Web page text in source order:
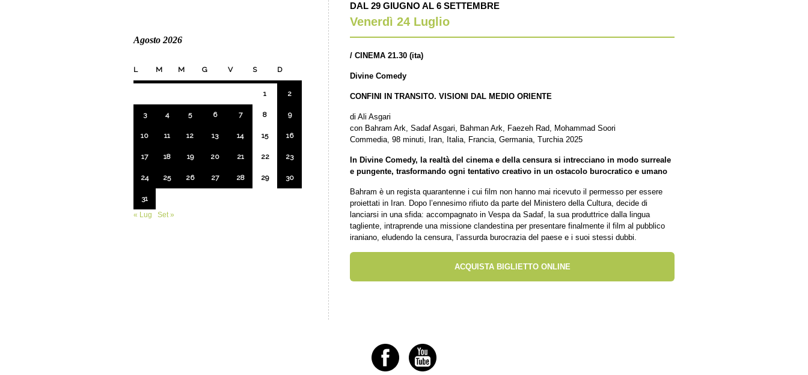
DAL 29 GIUGNO AL 6 SETTEMBRE
Venerdì 24 Luglio
/ CINEMA 21.30 (ita)
Divine Comedy
CONFINI IN TRANSITO. VISIONI DAL MEDIO ORIENTE
di Ali Asgari
con Bahram Ark, Sadaf Asgari, Bahman Ark, Faezeh Rad, Mohammad Soori
Commedia, 98 minuti, Iran, Italia, Francia, Germania, Turchia 2025
In Divine Comedy, la realtà del cinema e della censura si intrecciano in modo surreale
e pungente, trasformando ogni tentativo creativo in un ostacolo burocratico e umano
Bahram è un regista quarantenne i cui film non hanno mai ricevuto il permesso per essere
proiettati in Iran. Dopo l’ennesimo rifiuto da parte del Ministero della Cultura, decide di
lanciarsi in una sfida: accompagnato in Vespa da Sadaf, la sua produttrice dalla lingua
tagliente, intraprende una missione clandestina per presentare finalmente il film al pubblico
iraniano, eludendo la censura, l’assurda burocrazia del paese e i suoi stessi dubbi.
ACQUISTA BIGLIETTO ONLINE
Agosto 2026
L M M G V S D
1 2
3 4 5 6 7 8 9
10 11 12 13 14 15 16
17 18 19 20 21 22 23
24 25 26 27 28 29 30
31
« Lug
Set »